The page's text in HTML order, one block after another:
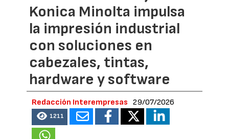
Konica Minolta impulsa
la impresión industrial
con soluciones en
cabezales, tintas,
hardware y software
Redacción Interempresas 29/07/2026
1211